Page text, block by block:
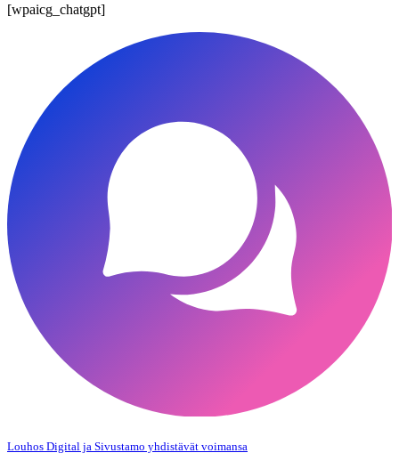
[wpaicg_chatgpt]
Louhos Digital ja Sivustamo yhdistävät voimansa